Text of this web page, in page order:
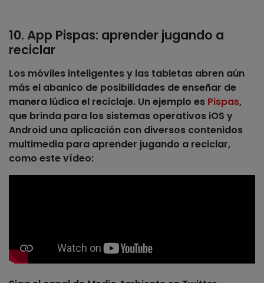
10. App Pispas: aprender jugando a
reciclar
Los móviles inteligentes y las tabletas abren aún
más el abanico de posibilidades de enseñar de
manera lúdica el reciclaje. Un ejemplo es Pispas,
que brinda para los sistemas operativos iOS y
Android una aplicación con diversos contenidos
multimedia para aprender jugando a reciclar,
como este vídeo: